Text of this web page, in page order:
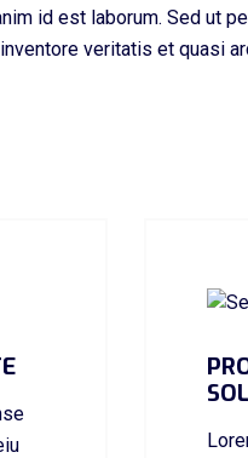
id est laborum. Sed ut
veritatis et quasi